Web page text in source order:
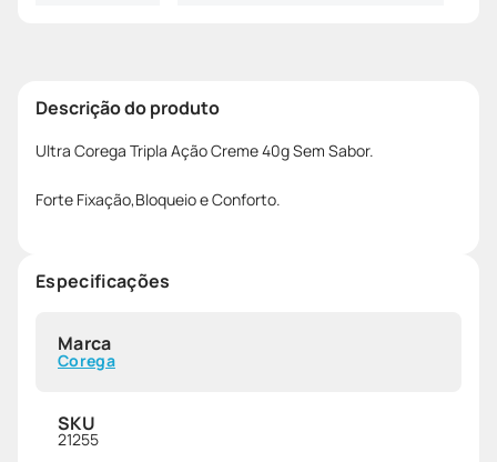
Descrição do produto
Ultra Corega Tripla Ação Creme 40g Sem Sabor.
Forte Fixação,Bloqueio e Conforto.
Especificações
Marca
Corega
SKU
21255